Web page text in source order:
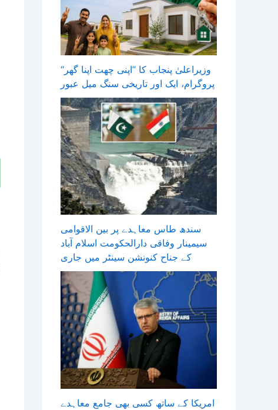
وزیراعلیٰ پنجاب کا ’’اپنی چھت اپنا گھر‘‘
پروگرام، ایک اور تاریخی سنگ میل عبور
سندھ طاس معاہدے پر بین الاقوامی
سیمینار وفاقی دارالحکومت اسلام آباد
کے جناح کنونشن سینٹر میں جاری
امریکا کے ساتھ کسی بھی جامع معاہدے